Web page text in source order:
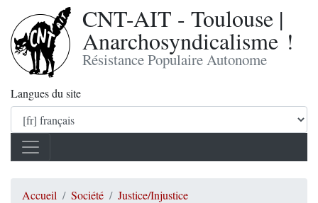
CNT-AIT - Toulouse |
Anarchosyndicalisme !
Résistance Populaire Autonome
Langues du site
Accueil Société Justice/Injustice